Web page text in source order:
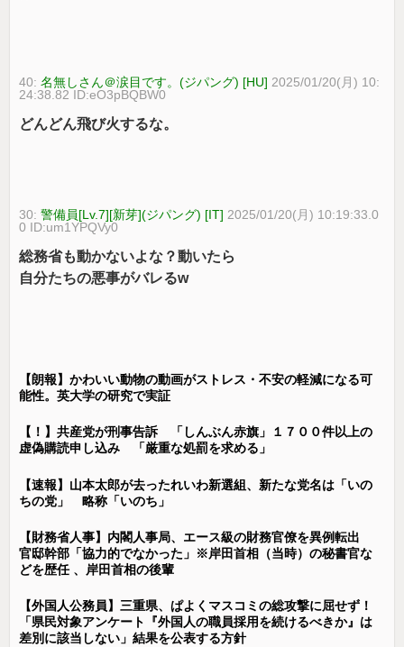
40:名無しさん＠涙目です。(ジパング) [HU] 2025/01/20(月) 10:
24:38.82 ID:eO3pBQBW0
どんどん飛び火するな。
30:警備員[Lv.7][新芽](ジパング) [IT] 2025/01/20(月) 10:19:33.0
0 ID:um1YPQVy0
総務省も動かないよな？動いたら
自分たちの悪事がバレるw
【朗報】かわいい動物の動画がストレス・不安の軽減になる可
能性。英大学の研究で実証
【！】共産党が刑事告訴 「しんぶん赤旗」１７００件以上の
虚偽購読申し込み 「厳重な処罰を求める」
【速報】山本太郎が去ったれいわ新選組、新たな党名は「いの
ちの党」 略称「いのち」
【財務省人事】内閣人事局、エース級の財務官僚を異例転出
官邸幹部「協力的でなかった」※岸田首相（当時）の秘書官な
どを歴任 、岸田首相の後輩
【外国人公務員】三重県、ぱよくマスコミの総攻撃に屈せず！
「県民対象アンケート『外国人の職員採用を続けるべきか』は
差別に該当しない」結果を公表する方針